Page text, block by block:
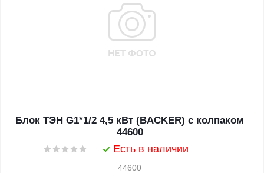
Блок ТЭН G1*1/2 4,5 кВт (BACKER) с колпаком
44600
Есть в наличии
44600